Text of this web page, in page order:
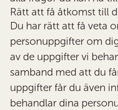
Rätt att få åtkomst till
Du har rätt att få veta
personuppgifter om
av de uppgifter vi
samband med att du
uppgifter får du även
behandlar dina